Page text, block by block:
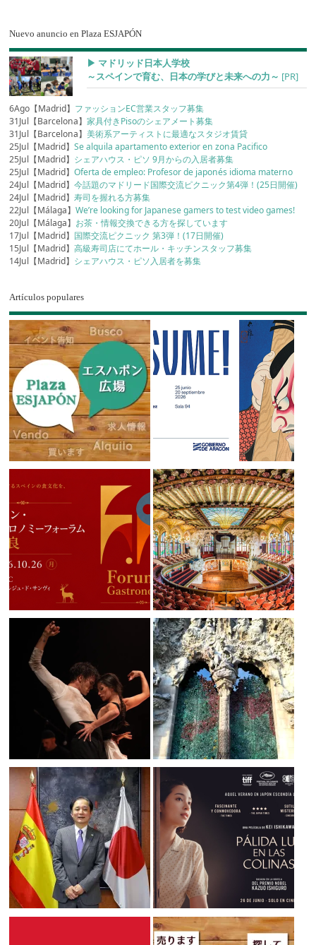
Nuevo anuncio en Plaza ESJAPÓN
▶︎ マドリッド日本人学校
～スペインで育む、日本の学びと未来への力～ [PR]
6Ago【Madrid】 ファッションEC営業スタッフ募集
31Jul【Barcelona】家具付きPisoのシェアメート募集
31Jul【Barcelona】美術系アーティストに最適なスタジオ賃貸
25Jul【Madrid】Se alquila apartamento exterior en zona Pacifico
25Jul【Madrid】 シェアハウス・ピソ 9月からの入居者募集
25Jul【Madrid】Oferta de empleo: Profesor de japonés idioma materno
24Jul【Madrid】今話題のマドリード国際交流ピクニック第4弾！(25日開催)
24Jul【Madrid】寿司を握れる方募集
22Jul【Málaga】We’re looking for Japanese gamers to test video games!
20Jul【Málaga】 お茶・情報交換できる方を探しています
17Jul【Madrid】 国際交流ピクニック 第3弾！(17日開催)
15Jul【Madrid】高級寿司店にてホール・キッチンスタッフ募集
14Jul【Madrid】 シェアハウス・ピソ入居者を募集
Artículos populares